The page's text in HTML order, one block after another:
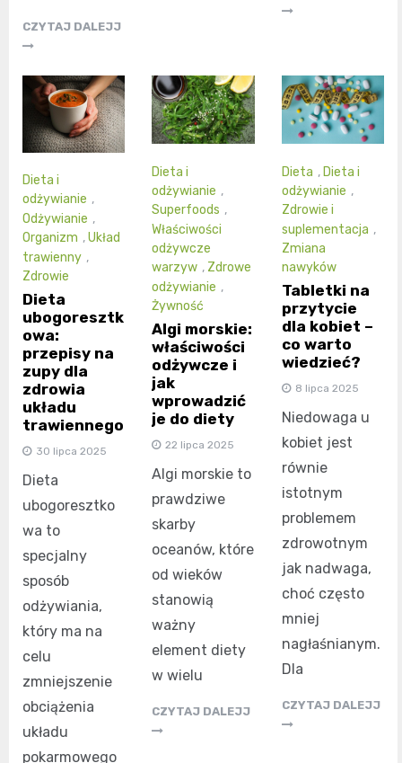
CZYTAJ DALEJJ
Dieta i
odżywianie ,
Odżywianie ,
Organizm ,Układ
trawienny ,
Zdrowie
Dieta
ubogoresztk
owa:
przepisy na
zupy dla
zdrowia
układu
trawiennego
30 lipca 2025
Dieta
ubogoresztko
wa to
specjalny
sposób
odżywiania,
który ma na
celu
zmniejszenie
obciążenia
układu
pokarmowego
Dieta i
odżywianie ,
Superfoods ,
Właściwości
odżywcze
warzyw , Zdrowe
odżywianie ,
Żywność
Algi morskie:
właściwości
odżywcze i
jak
wprowadzić
je do diety
22 lipca 2025
Algi morskie to
prawdziwe
skarby
oceanów, które
od wieków
stanowią
ważny
element diety
w wielu
CZYTAJ DALEJJ
Dieta , Dieta i
odżywianie ,
Zdrowie i
suplementacja ,
Zmiana
nawyków
Tabletki na
przytycie
dla kobiet –
co warto
wiedzieć?
8 lipca 2025
Niedowaga u
kobiet jest
równie
istotnym
problemem
zdrowotnym
jak nadwaga,
choć często
mniej
nagłaśnianym.
Dla
CZYTAJ DALEJJ